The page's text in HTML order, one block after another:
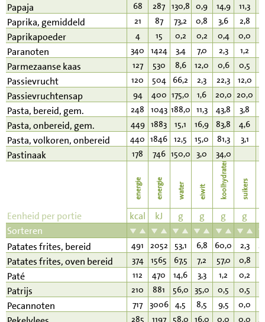
Papaja 68 287 130,8 0,9 14,9 11,3
Paprika, gemiddeld 21 87 73,2 0,8 3,6 2,8
Paprikapoeder 4 15 0,2 0,2 0,4 0,0
Paranoten 340 1424 3,4 7,0 2,3 1,2
Parmezaanse kaas 127 530 8,6 12,0 0,6 0,5
Passievrucht 120 504 66,2 2,3 22,3 12,0
Passievruchtensap 94 400 175,0 1,6 20,0 20,0
Pasta, bereid, gem. 248 1043 188,0 11,3 43,8 3,8
Pasta, onbereid, gem. 449 1883 15,1 16,9 83,8 4,6
Pasta, volkoren, onbereid 440 1846 12,5 15,0 81,3 3,1
Pastinaak 178 746 150,0 3,0 34,0
energie energie water eiwit koolhydraten suikers
Eenheid per portie kcal kJ g g g g
Sorteren
Patates frites, bereid
491 2052 53,1 6,8 60,0 2,3
Patates frites, oven bereid 374 1565 67,5 7,2 57,0 0,8
Paté 112 470 14,6 3,3 1,2 0,2
Patrijs 210 881 56,0 35,0 0,5 0,5
Pecannoten 717 3006 4,5 8,5 9,5 0,0
285 1197 58,0 16,0 0,0 0,0